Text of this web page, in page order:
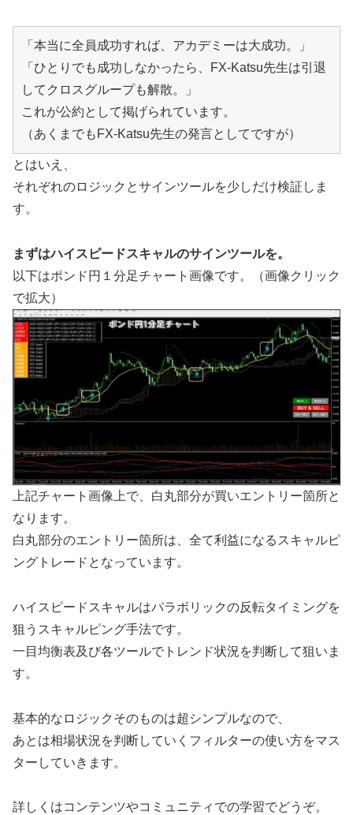
「本当に全員成功すれば、アカデミーは大成功。」
「ひとりでも成功しなかったら、FX-Katsu先生は引退
してクロスグループも解散。」
これが公約として掲げられています。
（あくまでもFX-Katsu先生の発言としてですが）
とはいえ、
それぞれのロジックとサインツールを少しだけ検証しま
す。
まずはハイスピードスキャルのサインツールを。
以下はポンド円１分足チャート画像です。（画像クリック
で拡大）
上記チャート画像上で、白丸部分が買いエントリー箇所と
なります。
白丸部分のエントリー箇所は、全て利益になるスキャルピ
ングトレードとなっています。
ハイスピードスキャルはパラボリックの反転タイミングを
狙うスキャルピング手法です。
一目均衡表及び各ツールでトレンド状況を判断して狙いま
す。
基本的なロジックそのものは超シンプルなので、
あとは相場状況を判断していくフィルターの使い方をマス
ターしていきます。
詳しくはコンテンツやコミュニティでの学習でどうぞ。